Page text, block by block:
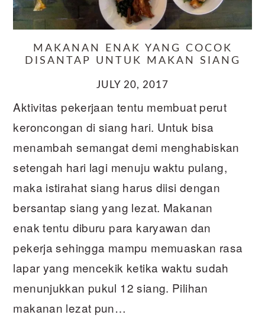
MAKANAN ENAK YANG COCOK
DISANTAP UNTUK MAKAN SIANG
JULY 20, 2017
Aktivitas pekerjaan tentu membuat perut
keroncongan di siang hari. Untuk bisa
menambah semangat demi menghabiskan
setengah hari lagi menuju waktu pulang,
maka istirahat siang harus diisi dengan
bersantap siang yang lezat. Makanan
enak tentu diburu para karyawan dan
pekerja sehingga mampu memuaskan rasa
lapar yang mencekik ketika waktu sudah
menunjukkan pukul 12 siang. Pilihan
makanan lezat pun…